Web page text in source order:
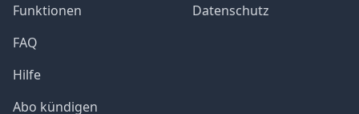
Funktionen
FAQ
Hilfe
Abo kündigen
Datenschutz